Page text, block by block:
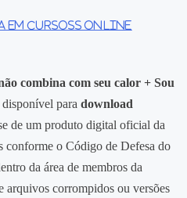
em Cursoss Online
combina com seu calor + Sou
disponível para download
de um produto digital oficial da
conforme o Código de Defesa do
da área de membros da
arquivos corrompidos ou versões